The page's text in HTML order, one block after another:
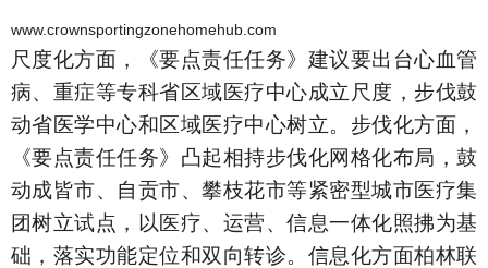
www.crownsportingzonehomehub.com
尺度化方面，《要点责任任务》建议要出台心血管
病、重症等专科省区域医疗中心成立尺度，步伐鼓
动省医学中心和区域医疗中心树立。步伐化方面，
《要点责任任务》凸起相持步伐化网格化布局，鼓
动成皆市、自贡市、攀枝花市等紧密型城市医疗集
团树立试点，以医疗、运营、信息一体化照拂为基
础，落实功能定位和双向转诊。信息化方面柏林联